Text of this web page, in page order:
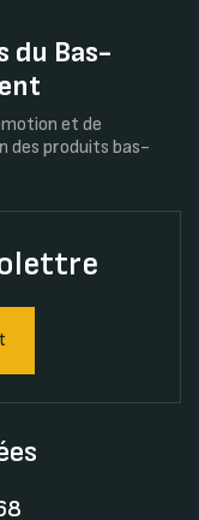
du Bas-
et de
des produits bas-